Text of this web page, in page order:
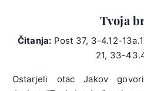
Tvoja
Čitanja: Post 37, 3-4.12-
21, 33-
Ostarjeli otac Jakov